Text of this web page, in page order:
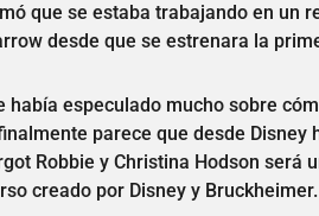
que se estaba trabajando en un
desde que se estrenara la
había especulado mucho sobre
parece que desde Disney
Robbie y Christina Hodson será
creado por Disney y Bruckheimer.